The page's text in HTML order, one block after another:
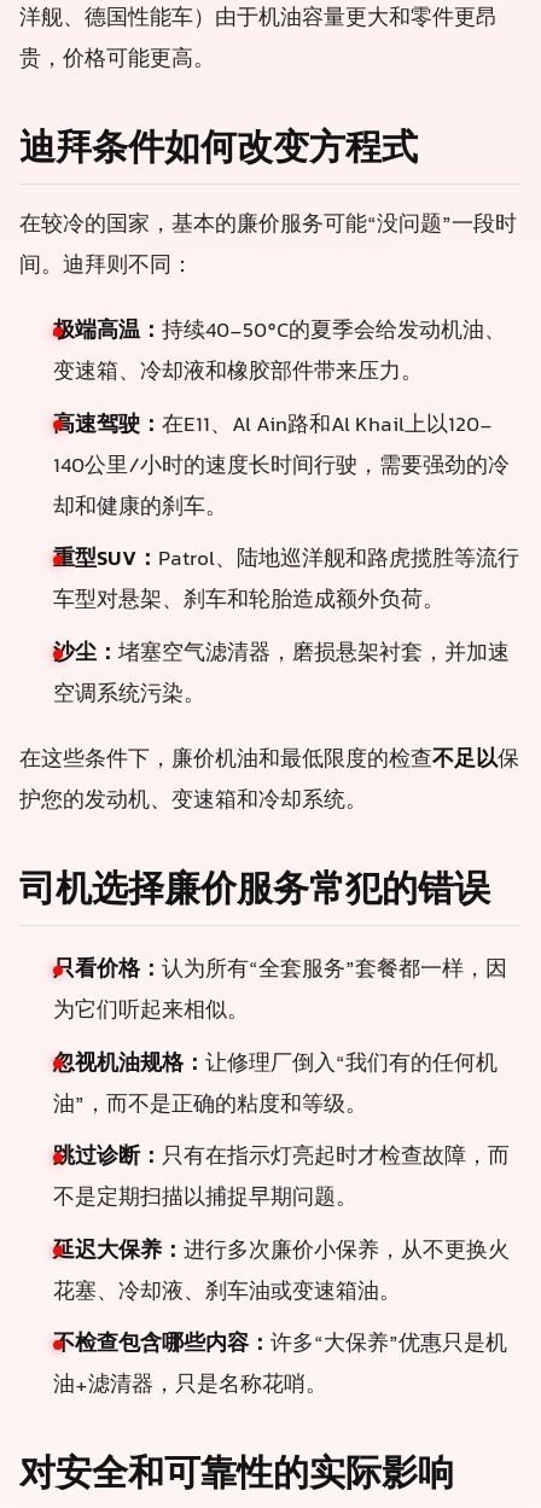
洋舰、德国性能车）由于机油容量更大和零件更昂
贵，价格可能更高。
迪拜条件如何改变方程式
在较冷的国家，基本的廉价服务可能“没问题”一段时
间。迪拜则不同：
极端高温： 持续40-50°C的夏季会给发动机油、
变速箱、冷却液和橡胶部件带来压力。
高速驾驶： 在E11、Al Ain路和Al Khail上以120-
140公里/小时的速度长时间行驶，需要强劲的冷
却和健康的刹车。
重型SUV： Patrol、陆地巡洋舰和路虎揽胜等流行
车型对悬架、刹车和轮胎造成额外负荷。
沙尘： 堵塞空气滤清器，磨损悬架衬套，并加速
空调系统污染。
在这些条件下，廉价机油和最低限度的检查不足以保
护您的发动机、变速箱和冷却系统。
司机选择廉价服务常犯的错误
只看价格： 认为所有“全套服务”套餐都一样，因
为它们听起来相似。
忽视机油规格： 让修理厂倒入“我们有的任何机
油”，而不是正确的粘度和等级。
跳过诊断： 只有在指示灯亮起时才检查故障，而
不是定期扫描以捕捉早期问题。
延迟大保养： 进行多次廉价小保养，从不更换火
花塞、冷却液、刹车油或变速箱油。
不检查包含哪些内容： 许多“大保养”优惠只是机
油+滤清器，只是名称花哨。
对安全和可靠性的实际影响